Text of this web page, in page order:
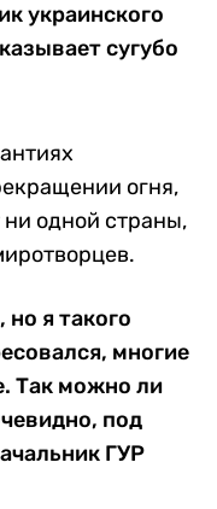
украинского
сугубо
огня,
ни одной страны,
я такого
многие
Так можно ли
под
ГУР